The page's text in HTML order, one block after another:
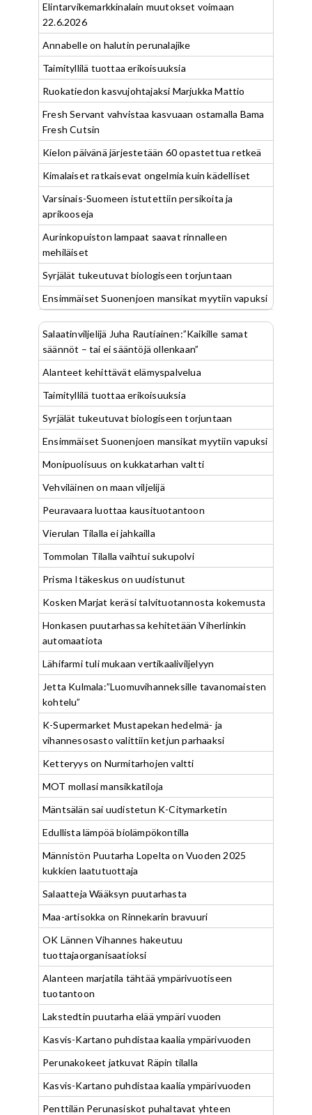
Elintarvikemarkkinalain muutokset voimaan
22.6.2026
Annabelle on halutin perunalajike
Taimityllilä tuottaa erikoisuuksia
Ruokatiedon kasvujohtajaksi Marjukka Mattio
Fresh Servant vahvistaa kasvuaan ostamalla Bama
Fresh Cutsin
Kielon päivänä järjestetään 60 opastettua retkeä
Kimalaiset ratkaisevat ongelmia kuin kädelliset
Varsinais-Suomeen istutettiin persikoita ja
aprikooseja
Aurinkopuiston lampaat saavat rinnalleen
mehiläiset
Syrjälät tukeutuvat biologiseen torjuntaan
Ensimmäiset Suonenjoen mansikat myytiin vapuksi
Salaatinviljelijä Juha Rautiainen:”Kaikille samat
säännöt – tai ei sääntöjä ollenkaan”
Alanteet kehittävät elämyspalvelua
Taimityllilä tuottaa erikoisuuksia
Syrjälät tukeutuvat biologiseen torjuntaan
Ensimmäiset Suonenjoen mansikat myytiin vapuksi
Monipuolisuus on kukkatarhan valtti
Vehviläinen on maan viljelijä
Peuravaara luottaa kausituotantoon
Vierulan Tilalla ei jahkailla
Tommolan Tilalla vaihtui sukupolvi
Prisma Itäkeskus on uudistunut
Kosken Marjat keräsi talvituotannosta kokemusta
Honkasen puutarhassa kehitetään Viherlinkin
automaatiota
Lähifarmi tuli mukaan vertikaaliviljelyyn
Jetta Kulmala:”Luomuvihanneksille tavanomaisten
kohtelu”
K-Supermarket Mustapekan hedelmä- ja
vihannesosasto valittiin ketjun parhaaksi
Ketteryys on Nurmitarhojen valtti
MOT mollasi mansikkatiloja
Mäntsälän sai uudistetun K-Citymarketin
Edullista lämpöä biolämpökontilla
Männistön Puutarha Lopelta on Vuoden 2025
kukkien laatutuottaja
Salaatteja Wääksyn puutarhasta
Maa-artisokka on Rinnekarin bravuuri
OK Lännen Vihannes hakeutuu
tuottajaorganisaatioksi
Alanteen marjatila tähtää ympärivuotiseen
tuotantoon
Lakstedtin puutarha elää ympäri vuoden
Kasvis-Kartano puhdistaa kaalia ympärivuoden
Perunakokeet jatkuvat Räpin tilalla
Kasvis-Kartano puhdistaa kaalia ympärivuoden
Penttilän Perunasiskot puhaltavat yhteen